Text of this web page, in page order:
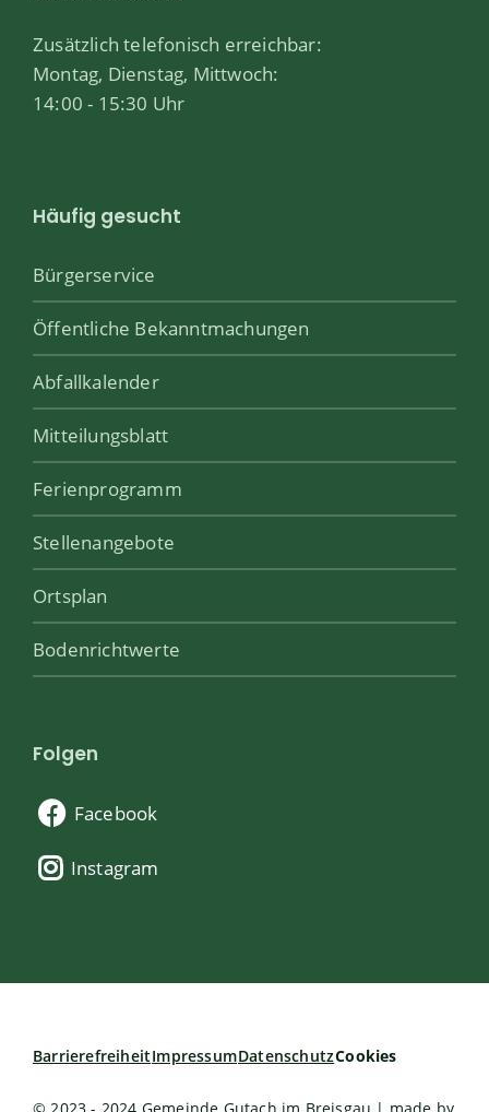
Zusätzlich telefonisch erreichbar:
Montag, Dienstag, Mittwoch:
14:00 - 15:30 Uhr
Häufig gesucht
Bürgerservice
Öffentliche Bekanntmachungen
Abfallkalender
Mitteilungsblatt
Ferienprogramm
Stellenangebote
Ortsplan
Bodenrichtwerte
Folgen
Facebook
Instagram
BarrierefreiheitImpressumDatenschutzCookies
© 2023 - 2024 Gemeinde Gutach im Breisgau | made by